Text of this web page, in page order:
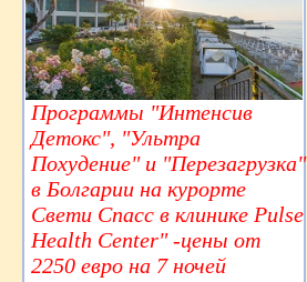
Программы "Интенсив
Детокс", "Ультра
Похудение" и "Перезагрузка"
в Болгарии на курорте
Свети Спасс в клинике Pulse
Health Center" -цены от
2250 евро на 7 ночей